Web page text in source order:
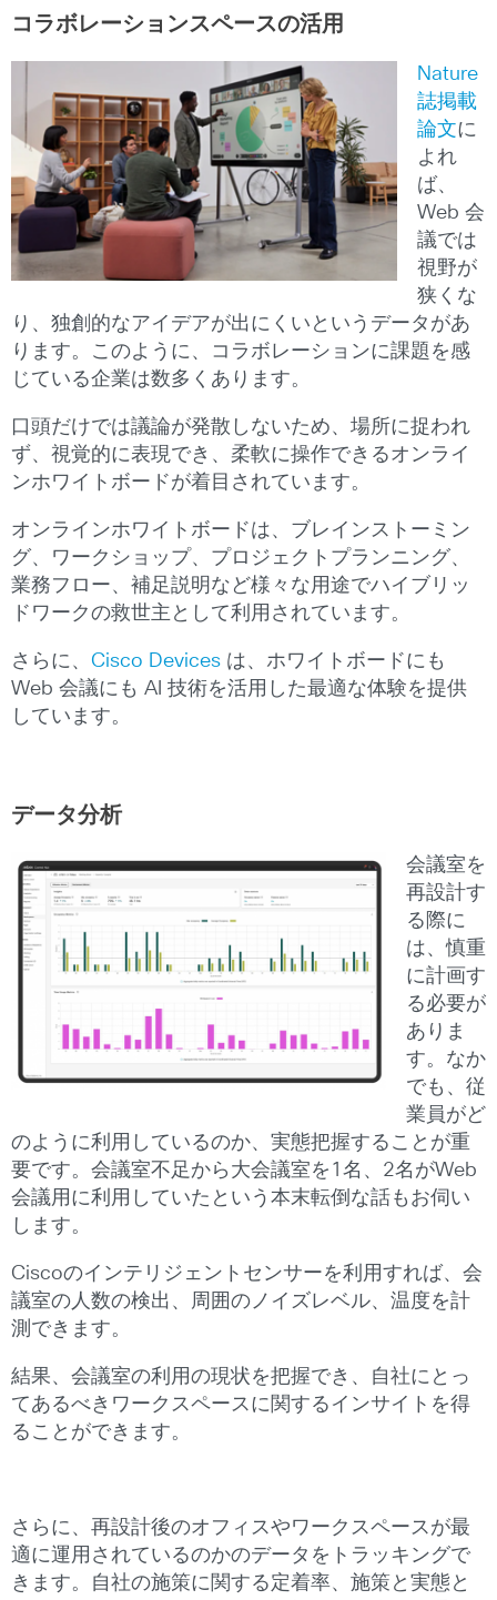
コラボレーションスペースの活用
Nature
誌掲載
論文に
よれ
ば、
Web 会
議では
視野が
狭くな
り、独創的なアイデアが出にくいというデータがあ
ります。このように、コラボレーションに課題を感
じている企業は数多くあります。
口頭だけでは議論が発散しないため、場所に捉われ
ず、視覚的に表現でき、柔軟に操作できるオンライ
ンホワイトボードが着目されています。
オンラインホワイトボードは、ブレインストーミン
グ、ワークショップ、プロジェクトプランニング、
業務フロー、補足説明など様々な用途でハイブリッ
ドワークの救世主として利用されています。
さらに、 Cisco Devices は、ホワイトボードにも
Web 会議にも AI 技術を活用した最適な体験を提供
しています。
データ分析
会議室を
再設計す
る際に
は、慎重
に計画す
る必要が
ありま
す。なか
でも、従
業員がど
のように利用しているのか、実態把握することが重
要です。会議室不足から大会議室を1名、2名がWeb
会議用に利用していたという本末転倒な話もお伺い
します。
Ciscoのインテリジェントセンサーを利用すれば、会
議室の人数の検出、周囲のノイズレベル、温度を計
測できます。
結果、会議室の利用の現状を把握でき、自社にとっ
てあるべきワークスペースに関するインサイトを得
ることができます。
さらに、再設計後のオフィスやワークスペースが最
適に運用されているのかのデータをトラッキングで
きます。自社の施策に関する定着率、施策と実態と